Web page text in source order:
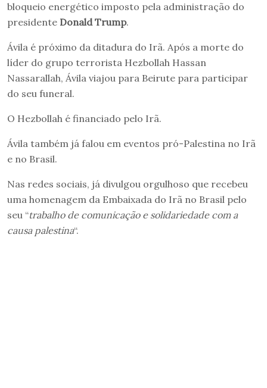
bloqueio energético imposto pela administração do
presidente Donald Trump.
Ávila é próximo da ditadura do Irã. Após a morte do
líder do grupo terrorista Hezbollah Hassan
Nassarallah, Ávila viajou para Beirute para participar
do seu funeral.
O Hezbollah é financiado pelo Irã.
Ávila também já falou em eventos pró-Palestina no Irã
e no Brasil.
Nas redes sociais, já divulgou orgulhoso que recebeu
uma homenagem da Embaixada do Irã no Brasil pelo
seu “trabalho de comunicação e solidariedade com a
causa palestina“.